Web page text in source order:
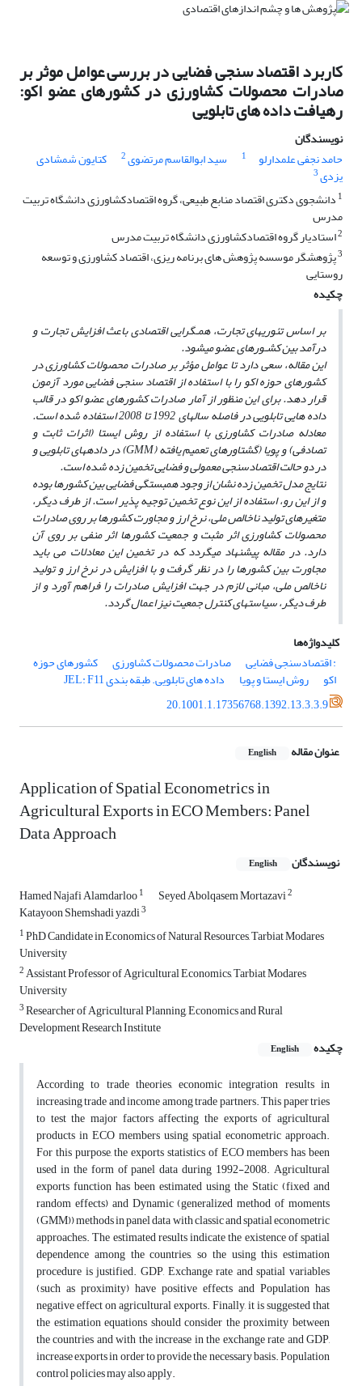
کاربرد اقتصاد سنجی فضایی در بررسی عوامل موثر بر
صادرات محصولات کشاورزی در کشورهای عضو اکو:
رهیافت داده های تابلویی
نویسندگان
حامد نجفی علمدارلو
1 سید ابوالقاسم مرتضوی2 کتایون شمشادی
یزدی3
1 دانشجوی دکتری اقتصاد منابع طبیعی، گروه اقتصادکشاورزی دانشگاه تربیت
مدرس
2استادیار گروه اقتصادکشاورزی دانشگاه تربیت مدرس
3پژوهشگر موسسه پژوهش های برنامه ریزی، اقتصاد کشاورزی و توسعه
روستایی
چکیده
بر اساس تئوری­های تجارت، همـگرایی اقتصادی باعث افزایش تجارت و
درآمد بین کشـورهای عضو می­شود.
این مقاله، سعی دارد تا عوامل مؤثر بر صادرات محصولات کشاورزی در
کشورهای حوزه اکو را با استفاده از اقتصاد سنجی فضایی مورد آزمون
قرار دهد. برای این منظور از آمار صادرات کشورهای عضو اکو در قالب
داده هایی تابلویی در فاصله سال­های 1992 تا 2008 استفاده شده است.
معادله صادرات کشاورزی با استفاده از روش ایستا (اثرات ثابت و
تصادفی) و پویا (گشتاورهای تعمیم یافته (GMM) در داده­های تابلویی و
در دو حالت اقتصادسنجی معمولی و فضایی تخمین زده شده است.
نتایج مدل تخمین زده نشان از وجود همبستگی فضایی بین کشورها بوده
و از این رو، استفاده از این نوع تخمین توجیه پذیر است. از طرف دیگر،
متغیرهای تولید ناخالص ملی، نرخ ارز و مجاورت کشورها بر روی صادرات
محصولات کشاورزی اثر مثبت و جمعیت کشورها اثر منفی بر روی آن
دارد. در مقاله پیشنهاد می­گردد که در تخمین این معادلات می باید
مجاورت بین کشورها را در نظر گرفت و با افزایش در نرخ ارز و تولید
ناخالص ملی، مبانی لازم در جهت افزایش صادرات را فراهم آورد و از
طرف دیگر، سیاست­های کنترل جمعیت نیز اعمال گردد.
کلیدواژه‌ها
: اقتصادسنجی فضایی
صادرات محصولات کشاورزی کشورهای حوزه
اکو روش ایستا و پویا
داده های تابلویی. طبقه بندی JEL: F11
20.1001.1.17356768.1392.13.3.3.9
عنوان مقاله English
Application of Spatial Econometrics in
Agricultural Exports in ECO Members: Panel
Data Approach
نویسندگان English
Hamed Najafi Alamdarloo1 Seyed Abolqasem Mortazavi2
Katayoon Shemshadi yazdi3
1PhD Candidate in Economics of Natural Resources, Tarbiat Modares
University
2Assistant Professor of Agricultural Economics, Tarbiat Modares
University
3Researcher of Agricultural Planning, Economics and Rural
Development Research Institute
چکیده
English
According to trade theories, economic integration results in
increasing trade and income among trade partners. This paper tries
to test the major factors affecting the exports of agricultural
products in ECO members using spatial econometric approach.
For this purpose, the exports statistics of ECO members has been
used in the form of panel data during 1992-2008. Agricultural
exports function has been estimated using the Static (fixed and
random effects) and Dynamic (generalized method of moments
(GMM)) methods in panel data with classic and spatial econometric
approaches. The estimated results indicate the existence of spatial
dependence among the countries, so the using this estimation
procedure is justified. GDP, Exchange rate and spatial variables
(such as proximity) have positive effects and Population has
negative effect on agricultural exports. Finally, it is suggested that
the estimation equations should consider the proximity between
the countries and with the increase in the exchange rate and GDP,
increase exports in order to provide the necessary basis. Population
control policies may also apply.